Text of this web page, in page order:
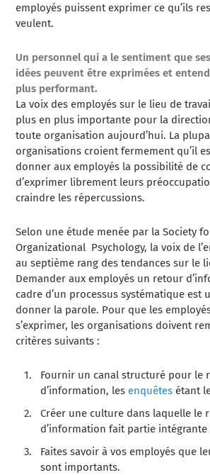
employés puissent exprimer ce qu’ils
veulent.
Un personnel qui a le sentiment que
idées peuvent être exprimées et
plus performant.
La voix des employés sur le lieu de
plus en plus importante pour la
toute organisation aujourd’hui. La
organisations croient fermement qu’il
donner aux employés la possibilité de
d’exprimer librement leurs
craindre les répercussions.
Selon une étude menée par la Society
Organizational Psychology, la voix de
au septième rang des tendances sur le
Demander aux employés un retour
cadre d’un processus systématique est
donner la parole. Pour que les
s’exprimer, les organisations doivent
critères suivants :
Fournir un canal structuré pour le
d’information, les enquêtes étant
Créer une culture dans laquelle le
d’information fait partie
Faites savoir à vos employés que
sont importants.